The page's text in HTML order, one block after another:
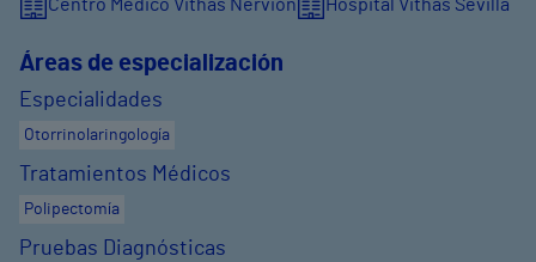
Centro Médico Vithas Nervión Hospital Vithas Sevilla
Áreas de especialización
Especialidades
Otorrinolaringología
Tratamientos Médicos
Polipectomía
Pruebas Diagnósticas